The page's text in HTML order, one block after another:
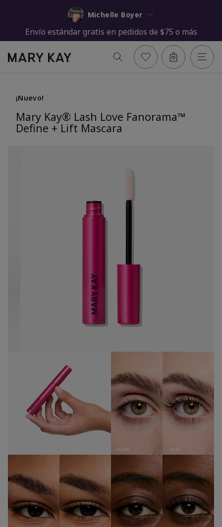
Michelle Boyer
Envío estándar gratis en pedidos de $75 o más
¡Nuevo!
Mary Kay® Lash Love Fanorama™
Define + Lift Mascara